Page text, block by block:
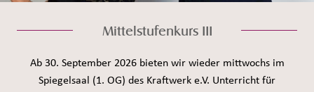
Mittelstufenkurs III
Ab 30. September 2026 bieten wir wieder mittwochs im
Spiegelsaal (1. OG) des Kraftwerk e.V. Unterricht für